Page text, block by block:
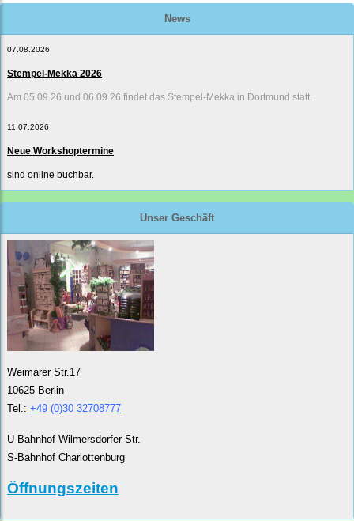
News
07.08.2026
Stempel-Mekka 2026
Am 05.09.26 und 06.09.26 findet das Stempel-Mekka in Dortmund statt.
11.07.2026
Neue Workshoptermine
sind online buchbar.
Unser Geschäft
Weimarer Str.17
10625 Berlin
Tel.: +49 (0)30 32708777
U-Bahnhof Wilmersdorfer Str.
S-Bahnhof Charlottenburg
Öffnungszeiten